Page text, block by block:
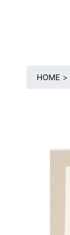
HOME >